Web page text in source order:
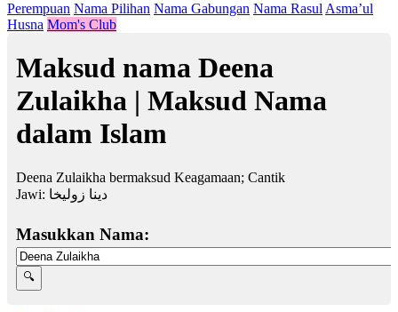
Perempuan Nama Pilihan Nama Gabungan Nama Rasul Asma’ul
Husna Mom's Club
Maksud nama Deena
Zulaikha | Maksud Nama
dalam Islam
Deena Zulaikha bermaksud Keagamaan; Cantik
Jawi: دينا زوليخا
Masukkan Nama: